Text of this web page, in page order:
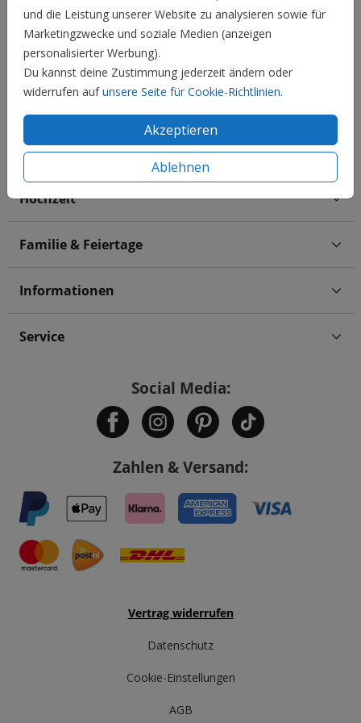
und die Leistung unserer Website zu analysieren sowie für
Marketingzwecke und soziale Medien (anzeigen
personalisierter Werbung).
Du kannst deine Zustimmung jederzeit ändern oder
widerrufen aufunsere Seite für Cookie-Richtlinien.
Akzeptieren
Ablehnen
20 29 1,65 €
30 49 1,55 €
50 74 1,45 €
99
Hochzeit
Familie & Feiertage
Informationen
Service
Social Media:
Zahlen & Versand:
Vertrag widerrufen
Datenschutz
Cookie-Einstellungen
AGB